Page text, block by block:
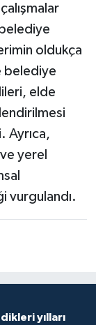
oldukça
belediye
elde
Ayrıca,
yerel
vurgulandı.
yılları